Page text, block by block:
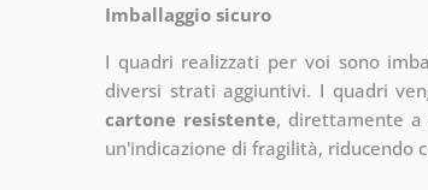
Imballaggio sicuro
I quadri realizzati per voi sono
diversi strati aggiuntivi. I quadri
cartone resistente, direttamente a
un'indicazione di fragilità, riducendo